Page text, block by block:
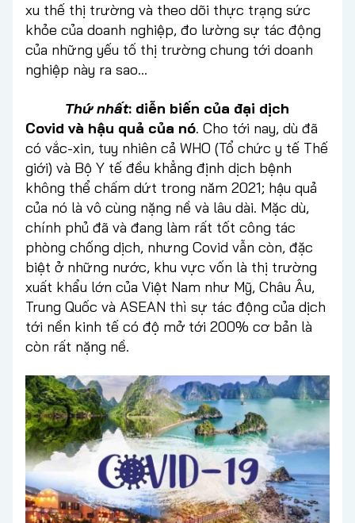
xu thế thị trường và theo dõi thực trạng sức
khỏe của doanh nghiệp, đo lường sự tác động
của những yếu tố thị trường chung tới doanh
nghiệp này ra sao…
Thứ nhất: diễn biến của đại dịch
Covid và hậu quả của nó. Cho tới nay, dù đã
có vắc-xin, tuy nhiên cả WHO (Tổ chức y tế Thế
giới) và Bộ Y tế đều khẳng định dịch bệnh
không thể chấm dứt trong năm 2021; hậu quả
của nó là vô cùng nặng nề và lâu dài. Mặc dù,
chính phủ đã và đang làm rất tốt công tác
phòng chống dịch, nhưng Covid vẫn còn, đặc
biệt ở những nước, khu vực vốn là thị trường
xuất khẩu lớn của Việt Nam như Mỹ, Châu Âu,
Trung Quốc và ASEAN thì sự tác động của dịch
tới nền kinh tế có độ mở tới 200% cơ bản là
còn rất nặng nề.